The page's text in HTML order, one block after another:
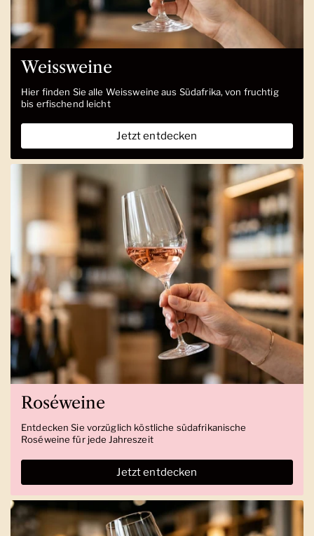
Weissweine
Hier finden Sie alle Weissweine aus Südafrika, von fruchtig
bis erfischend leicht
Jetzt entdecken
Roséweine
Entdecken Sie vorzüglich köstliche südafrikanische
Roséweine für jede Jahreszeit
Jetzt entdecken